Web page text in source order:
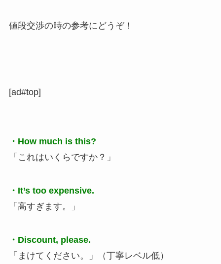
値段交渉の時の参考にどうぞ！
[ad#top]
・How much is this?
「これはいくらですか？」
・It’s too expensive.
「高すぎます。」
・Discount, please.
「まけてください。」（丁寧レベル低）